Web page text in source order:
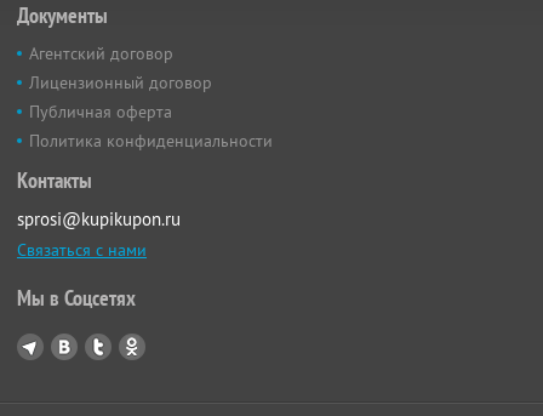
Документы
Агентский договор
Лицензионный договор
Публичная оферта
Политика конфиденциальности
Контакты
sprosi@kupikupon.ru
Связаться с нами
Мы в Соцсетях